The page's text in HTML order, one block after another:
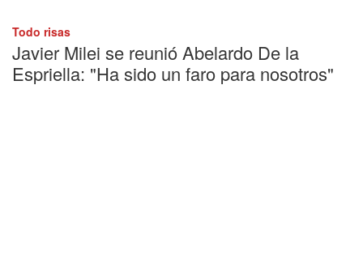
Todo risas
Javier Milei se reunió Abelardo De la
Espriella: "Ha sido un faro para nosotros"